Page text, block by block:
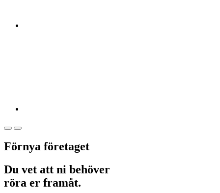
Förnya företaget
Du vet att ni behöver
röra er framåt.